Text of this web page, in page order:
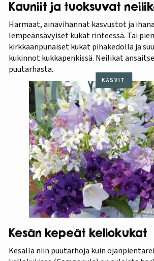
Kauniit ja tuoksuvat
Harmaat, ainavihannat kasvustot ja
lempeänsävyiset kukat rinteessä. Tai
kirkkaanpunaiset kukat pihakedolla ja
kukinnot kukkapenkissä. Neilikat
puutarhasta.
KASVIT
Kesän kepeät kellokukat
Kesällä niin puutarhoja kuin